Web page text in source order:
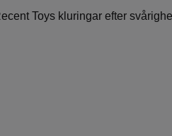
Toys kluringar efter